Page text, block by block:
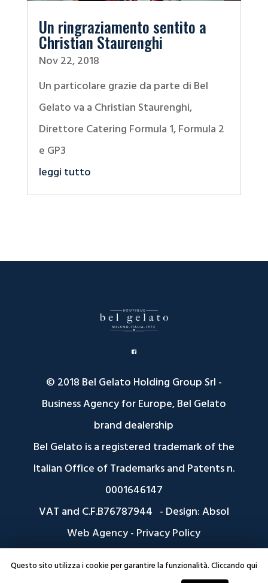
Un ringraziamento sentito a
Christian Staurenghi
Nov 22, 2018
Un particolare grazie da parte di Bel
Gelato va a Christian Staurenghi,
Direttore Catering Formula 1, Formula 2
e GP3
leggi tutto
© 2018 Bel Gelato Holding Group Srl -
Business Agency for Europe, Bel Gelato
brand dealership
Bel Gelato is a registered trademark of the
Italian Office of Trademarks and Patents n.
0001646147
VAT and C.F.B76787944 - Design:Absol
Web Agency- Privacy Policy
Questo sito utilizza i cookie per garantire la funzionalità. Cliccando qui